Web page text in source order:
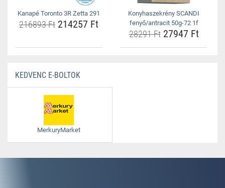
Kanapé Toronto 3R Zetta 291
216893 Ft 214257 Ft
Konyhaszekrény SCANDI
fenyő/antracit 50g-72 1f
28291 Ft27947 Ft
KEDVENC E-BOLTOK
MerkuryMarket